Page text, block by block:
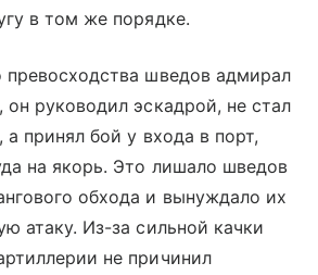
в том же порядке.
превосходства шведов адмирал
он руководил эскадрой, не стал
принял бой у входа в порт,
на якорь. Это лишало шведов
обхода и вынуждало их
атаку. Из-за сильной качки
не причинил